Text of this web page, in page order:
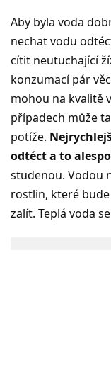
Aby byla voda
nechat vodu
cítit neutuchající
konzumací pár
mohou na kvalitě
případech může
potíže.
odtéct a to
studenou. Vodou
rostlin, které
zalít. Teplá voda